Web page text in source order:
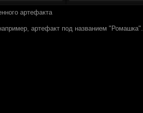
артефакта
артефакт под названием "Ромашка".